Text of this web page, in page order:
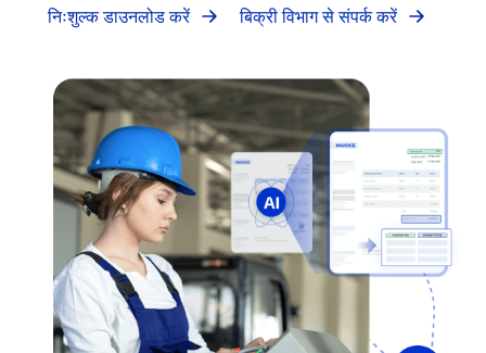
निःशुल्क डाउनलोड करें बिक्री विभाग से संपर्क करें